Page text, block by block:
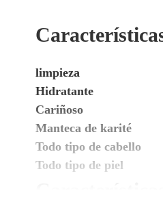
limpieza
Hidratante
Cariñoso
Manteca de karité
Todo tipo de cabello
Todo tipo de piel